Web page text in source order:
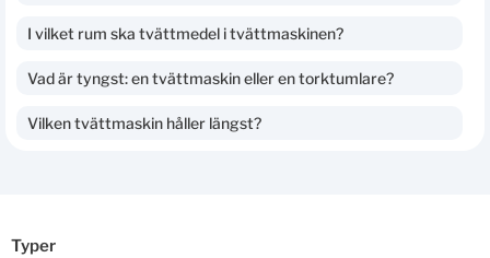
I vilket rum ska tvättmedel i tvättmaskinen?
Vad är tyngst: en tvättmaskin eller en torktumlare?
Vilken tvättmaskin håller längst?
Typer